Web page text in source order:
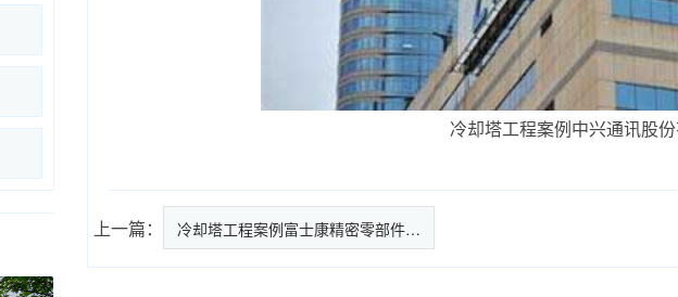
冷却塔工程案例中兴通讯股
上一篇： 冷却塔工程案例富士康精密零部件…